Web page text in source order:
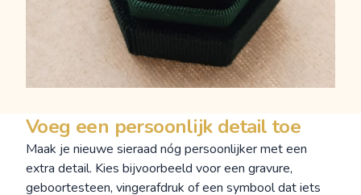
Voeg een persoonlijk detail toe
Maak je nieuwe sieraad nóg persoonlijker met een
extra detail. Kies bijvoorbeeld voor een gravure,
geboortesteen, vingerafdruk of een symbool dat iets